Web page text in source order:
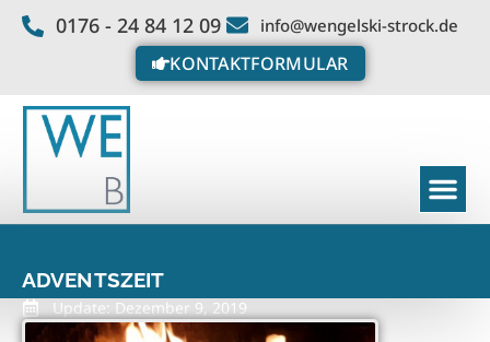
0176 - 24 84 12 09 info@wengelski-strock.de
KONTAKTFORMULAR
ADVENTSZEIT
Update: Dezember 9, 2019